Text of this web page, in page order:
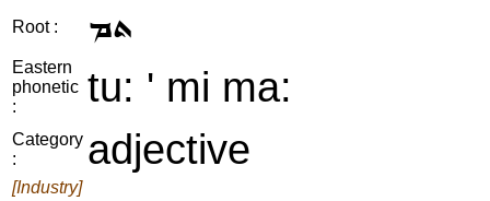
Root : ܬܡ
Eastern
phonetic
:
tu: ' mi ma:
Category
:
adjective
[Industry]